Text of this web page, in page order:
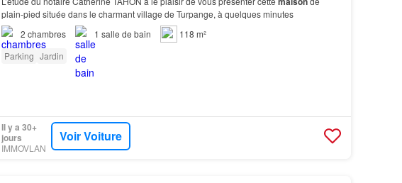
plain-pied située dans le charmant village de Turpange, à quelques minutes
2 chambres 1 salle de bain
118 m²
Parking Jardin
Il y a 30+
jours
IMMOVLAN
Voir Voiture